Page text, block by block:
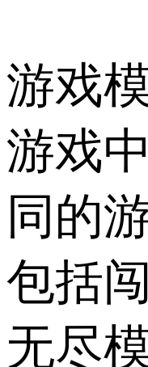
游戏
游戏
同的
包括
无尽